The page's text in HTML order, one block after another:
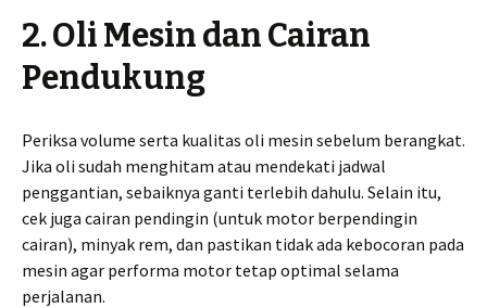
2. Oli Mesin dan Cairan
Pendukung
Periksa volume serta kualitas oli mesin sebelum berangkat.
Jika oli sudah menghitam atau mendekati jadwal
penggantian, sebaiknya ganti terlebih dahulu. Selain itu,
cek juga cairan pendingin (untuk motor berpendingin
cairan), minyak rem, dan pastikan tidak ada kebocoran pada
mesin agar performa motor tetap optimal selama
perjalanan.